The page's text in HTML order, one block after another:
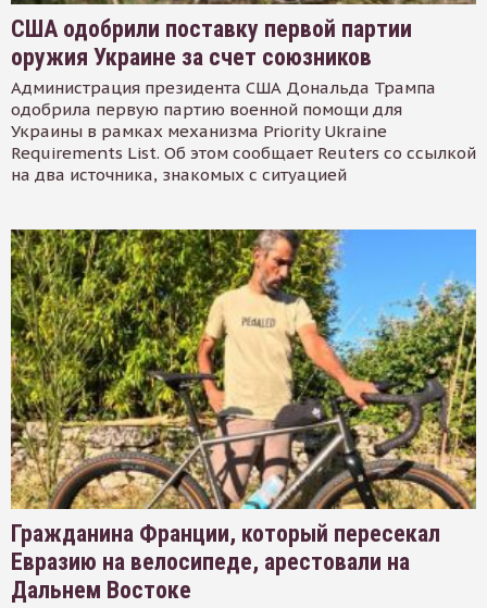
США одобрили поставку первой партии
оружия Украине за счет союзников
Администрация президента США Дональда Трампа
одобрила первую партию военной помощи для
Украины в рамках механизма Priority Ukraine
Requirements List. Об этом сообщает Reuters со ссылкой
на два источника, знакомых с ситуацией
Гражданина Франции, который пересекал
Евразию на велосипеде, арестовали на
Дальнем Востоке